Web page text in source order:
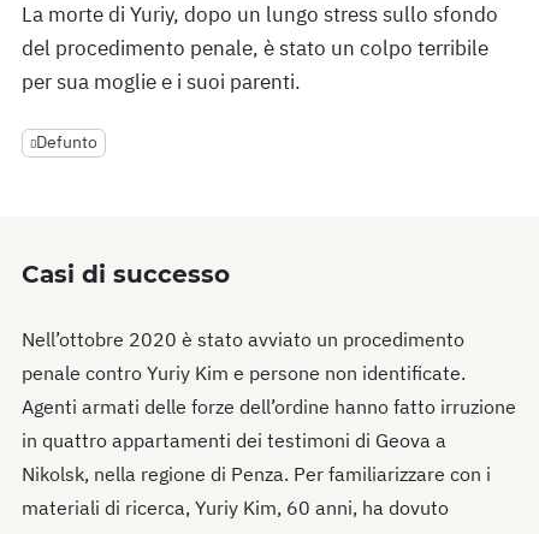
La morte di Yuriy, dopo un lungo stress sullo sfondo
del procedimento penale, è stato un colpo terribile
per sua moglie e i suoi parenti.
Defunto
Casi di successo
Nell’ottobre 2020 è stato avviato un procedimento
penale contro Yuriy Kim e persone non identificate.
Agenti armati delle forze dell’ordine hanno fatto irruzione
in quattro appartamenti dei testimoni di Geova a
Nikolsk, nella regione di Penza. Per familiarizzare con i
materiali di ricerca, Yuriy Kim, 60 anni, ha dovuto